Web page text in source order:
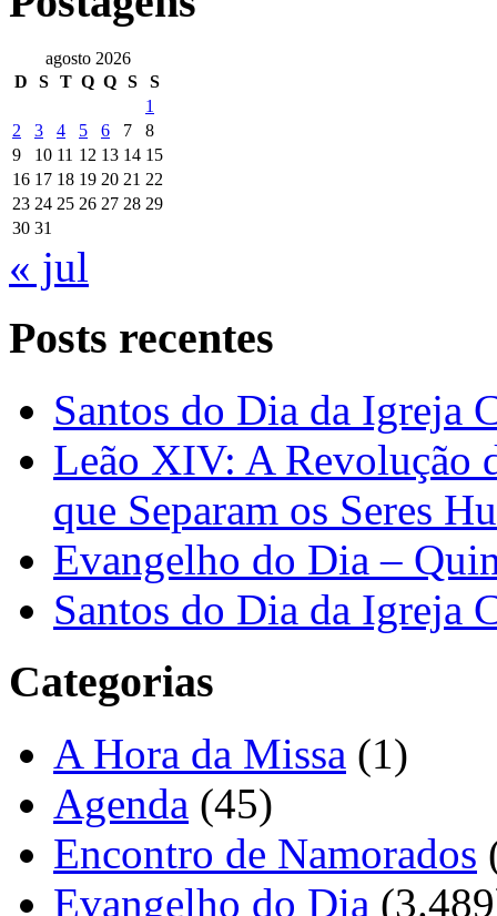
agosto 2026
D
S T Q Q S
S
1
2
3 4 5 6 7
8
9
10 11 12 13 14 15
16 17 18 19 20 21 22
23 24 25 26 27 28 29
30 31
« jul
Posts recentes
Santos do Dia da Igreja
Leão XIV: A Revolução
que Separam os Seres
Evangelho do Dia –
Santos do Dia da Igreja
Categorias
A Hora da Missa (1)
Agenda (45)
Encontro de Namorados
Evangelho do Dia